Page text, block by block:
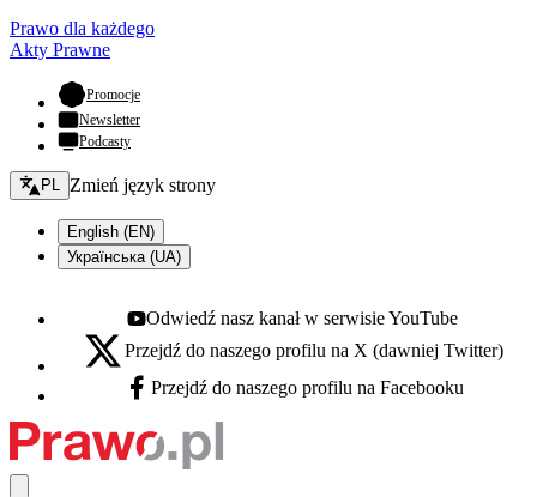
Prawo dla każdego
Akty Prawne
Promocje- otwiera się w nowej karcie
Newsletter
Podcasty
Zmień język - bieżący:
PL Zmień język strony
English (EN)
Українська (UA)
Youtube - otwiera się w nowej karcie
Odwiedź nasz kanał w serwisie YouTube
X - otwiera się w nowej karcie
Przejdź do naszego profilu na X (dawniej Twitter)
Facebook - otwiera się w nowej karcie
Przejdź do naszego profilu na Facebooku